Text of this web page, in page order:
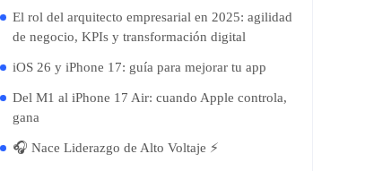
El rol del arquitecto empresarial en 2025: agilidad
de negocio, KPIs y transformación digital
iOS 26 y iPhone 17: guía para mejorar tu app
Del M1 al iPhone 17 Air: cuando Apple controla,
gana
🎧 Nace Liderazgo de Alto Voltaje ⚡️